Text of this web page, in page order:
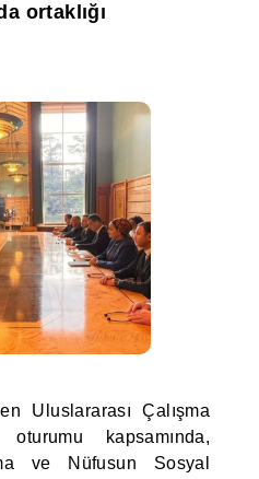
ortaklığı
Uluslararası Çalışma
oturumu kapsamında,
ve Nüfusun Sosyal